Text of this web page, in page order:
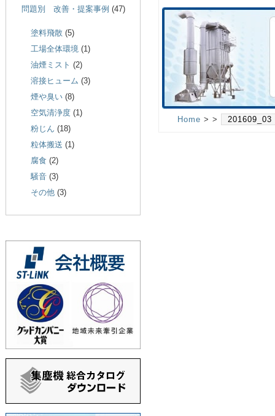
Home > > 201609_03
問題別 改善・提案事例 (47)
塗料飛散 (5)
工場全体環境 (1)
油煙ミスト (2)
溶接ヒューム (3)
煙や臭い (8)
空気清浄度 (1)
粉じん (18)
粒体搬送 (1)
腐食 (2)
騒音 (3)
その他 (3)